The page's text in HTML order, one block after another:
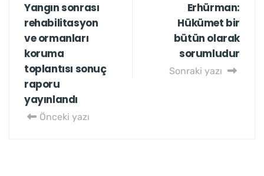
Yangın sonrası
rehabilitasyon
ve ormanları
koruma
toplantısı sonuç
raporu
yayınlandı
Önceki yazı
Erhürman:
Hükümet bir
bütün olarak
sorumludur
Sonraki yazı